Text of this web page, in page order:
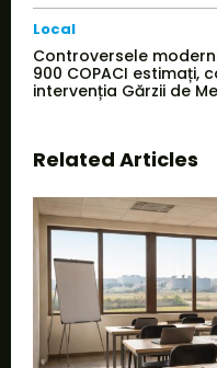
Local
Controversele
900 COPACI estimați,
intervenția Gărzii de
Related Articles